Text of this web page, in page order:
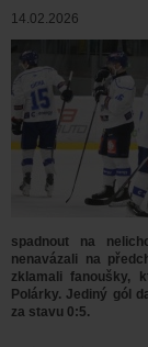
14.02.2026
spadnout na
nenavázali na
zklamali fanoušky,
Polárky. Jediný gól
za stavu 0:5.